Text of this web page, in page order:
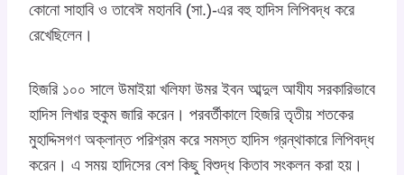
কোনো সাহাবি ও তাবেঈ মহানবি (সা.)-এর বহু হাদিস লিপিবদ্ধ করে
রেখেছিলেন।
হিজরি ১০০ সালে উমাইয়া খলিফা উমর ইবন আব্দুল আযীয সরকারিভাবে
হাদিস লিখার হুকুম জারি করেন। পরবর্তীকালে হিজরি তৃতীয় শতকের
মুহাদ্দিসগণ অক্লান্ত পরিশ্রম করে সমস্ত হাদিস গ্রন্থাকারে লিপিবদ্ধ
করেন। এ সময় হাদিসের বেশ কিছু বিশুদ্ধ কিতাব সংকলন করা হয়।